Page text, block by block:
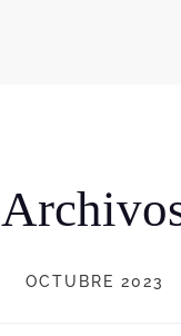
OCTUBRE 2023